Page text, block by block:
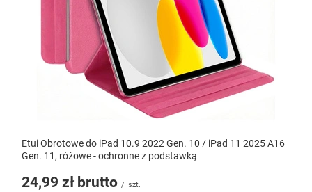
Etui Obrotowe do iPad 10.9 2022 Gen. 10 / iPad 11 2025 A16
Gen. 11, różowe - ochronne z podstawką
24,99 zł brutto / szt.